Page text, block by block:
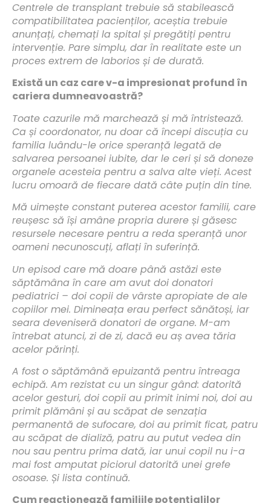
Centrele de transplant trebuie să stabilească
compatibilitatea pacienților, aceștia trebuie
anunțați, chemați la spital și pregătiți pentru
intervenție. Pare simplu, dar în realitate este un
proces extrem de laborios și de durată.
Există un caz care v-a impresionat profund în
cariera dumneavoastră?
Toate cazurile mă marchează și mă întristează.
Ca și coordonator, nu doar că începi discuția cu
familia luându-le orice speranță legată de
salvarea persoanei iubite, dar le ceri și să doneze
organele acesteia pentru a salva alte vieți. Acest
lucru omoară de fiecare dată câte puțin din tine.
Mă uimește constant puterea acestor familii, care
reușesc să își amâne propria durere și găsesc
resursele necesare pentru a reda speranță unor
oameni necunoscuți, aflați în suferință.
Un episod care mă doare până astăzi este
săptămâna în care am avut doi donatori
pediatrici – doi copii de vârste apropiate de ale
copiilor mei. Dimineața erau perfect sănătoși, iar
seara deveniseră donatori de organe. M-am
întrebat atunci, zi de zi, dacă eu aș avea tăria
acelor părinți.
A fost o săptămână epuizantă pentru întreaga
echipă. Am rezistat cu un singur gând: datorită
acelor gesturi, doi copii au primit inimi noi, doi au
primit plămâni și au scăpat de senzația
permanentă de sufocare, doi au primit ficat, patru
au scăpat de dializă, patru au putut vedea din
nou sau pentru prima dată, iar unui copil nu i-a
mai fost amputat piciorul datorită unei grefe
osoase. Și lista continuă.
Cum reacționează familiile potențialilor